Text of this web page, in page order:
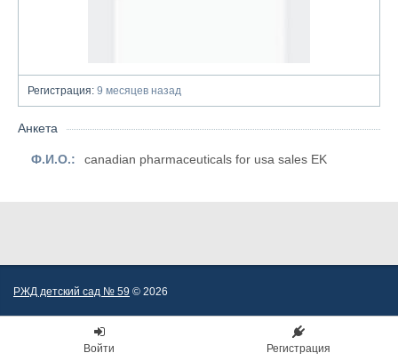
Регистрация: 9 месяцев назад
Анкета
Ф.И.О.: canadian pharmaceuticals for usa sales EK
РЖД детский сад № 59 © 2026
Войти Регистрация